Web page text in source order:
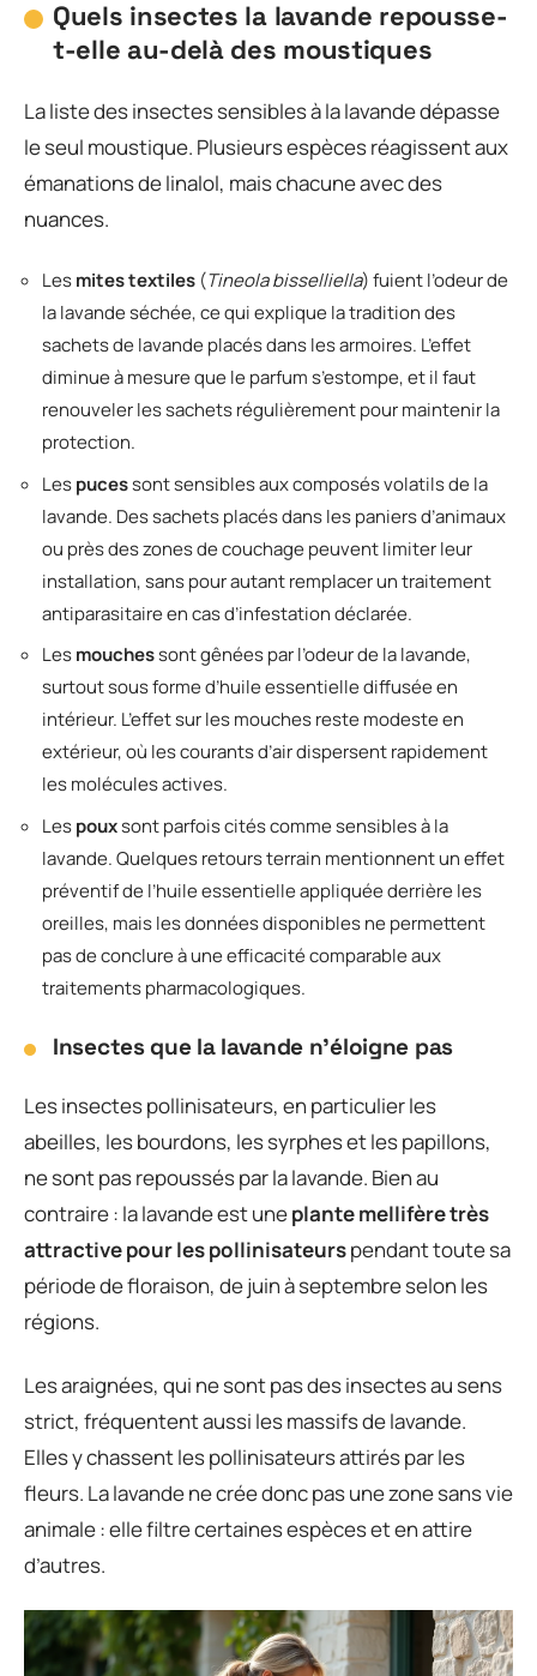
Quels insectes la lavande repousse-
t-elle au-delà des moustiques
La liste des insectes sensibles à la lavande dépasse
le seul moustique. Plusieurs espèces réagissent aux
émanations de linalol, mais chacune avec des
nuances.
Lesmites textiles (Tineola bisselliella) fuient l’odeur de
la lavande séchée, ce qui explique la tradition des
sachets de lavande placés dans les armoires. L’effet
diminue à mesure que le parfum s’estompe, et il faut
renouveler les sachets régulièrement pour maintenir la
protection.
Lespucessont sensibles aux composés volatils de la
lavande. Des sachets placés dans les paniers d’animaux
ou près des zones de couchage peuvent limiter leur
installation, sans pour autant remplacer un traitement
antiparasitaire en cas d’infestation déclarée.
Lesmouchessont gênées par l’odeur de la lavande,
surtout sous forme d’huile essentielle diffusée en
intérieur. L’effet sur les mouches reste modeste en
extérieur, où les courants d’air dispersent rapidement
les molécules actives.
Lespouxsont parfois cités comme sensibles à la
lavande. Quelques retours terrain mentionnent un effet
préventif de l’huile essentielle appliquée derrière les
oreilles, mais les données disponibles ne permettent
pas de conclure à une efficacité comparable aux
traitements pharmacologiques.
Insectes que la lavande n’éloigne pas
Les insectes pollinisateurs, en particulier les
abeilles, les bourdons, les syrphes et les papillons,
ne sont pas repoussés par la lavande. Bien au
contraire : la lavande est uneplante mellifère très
attractive pour les pollinisateurspendant toute sa
période de floraison, de juin à septembre selon les
régions.
Les araignées, qui ne sont pas des insectes au sens
strict, fréquentent aussi les massifs de lavande.
Elles y chassent les pollinisateurs attirés par les
fleurs. La lavande ne crée donc pas une zone sans vie
animale : elle filtre certaines espèces et en attire
d’autres.